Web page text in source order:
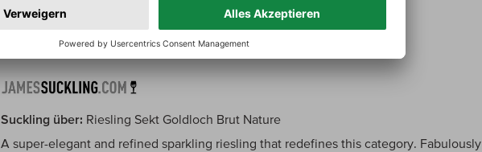
Suckling über: Riesling Sekt Goldloch Brut Nature
A super-elegant and refined sparkling riesling that redefines this category. Fabulously